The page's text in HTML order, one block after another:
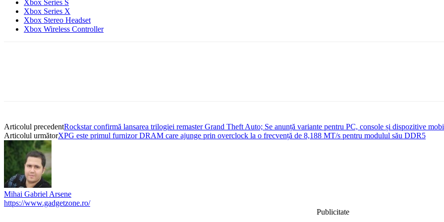
Xbox Series S
Xbox Series X
Xbox Stereo Headset
Xbox Wireless Controller
Articolul precedentRockstar confirmă lansarea trilogiei remaster Grand Theft Auto; Se anunță variante pentru PC, console și dispozitive
Articolul următorXPG este primul furnizor DRAM care ajunge prin overclock la o frecvență de 8,188 MT/s pentru modulul său DDR5
Mihai Gabriel Arsene
https://www.gadgetzone.ro/
Publicitate